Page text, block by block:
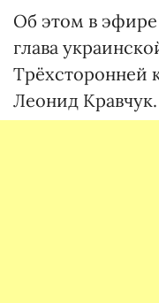
Об этом в эфире
глава
Трёхсторонней
Леонид Кравчук.